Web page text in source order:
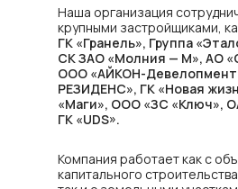
Наша организация
крупными застройщиками,
ГК «Гранель», Группа
СК ЗАО «Молния — М», АО
ООО «АЙКОН-
РЕЗИДЕНС», ГК «Новая
«Маги», ООО «ЗС «Ключ»,
ГК «UDS».
Компания работает как с
капитального